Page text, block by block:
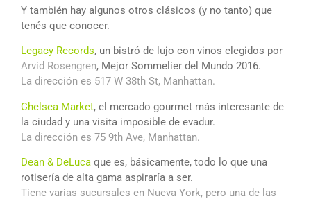
Y también hay algunos otros clásicos (y no tanto) que
tenés que conocer.
Legacy Records, un bistró de lujo con vinos elegidos por
Arvid Rosengren, Mejor Sommelier del Mundo 2016.
La dirección es 517 W 38th St, Manhattan.
Chelsea Market, el mercado gourmet más interesante de
la ciudad y una visita imposible de evadur.
La dirección es 75 9th Ave, Manhattan.
Dean & DeLuca que es, básicamente, todo lo que una
rotisería de alta gama aspiraría a ser.
Tiene varias sucursales en Nueva York, pero una de las